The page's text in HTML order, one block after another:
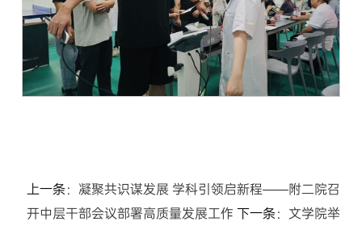
上一条： 凝聚共识谋发展 学科引领启新程——附二院召
开中层干部会议部署高质量发展工作 下一条： 文学院举